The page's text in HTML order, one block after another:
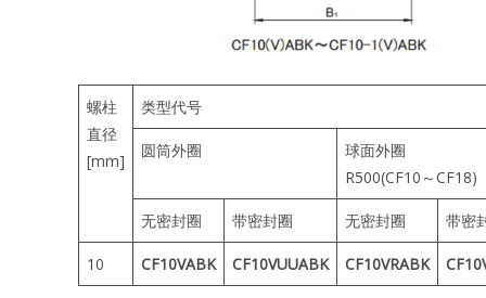
螺柱
直径
[mm]
类型代号
圆筒外圈
球面外圈
R500(CF10～CF18)
无密封圈 带密封圈 无密封圈 带密
10 CF10VABK CF10VUUABK CF10VRABK